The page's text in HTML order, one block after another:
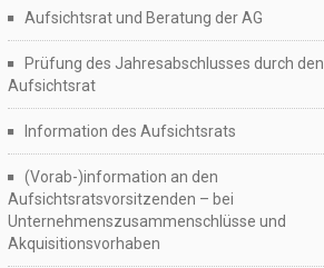
Aufsichtsrat und Beratung der AG
Prüfung des Jahresabschlusses durch den
Aufsichtsrat
Information des Aufsichtsrats
(Vorab-)information an den
Aufsichtsratsvorsitzenden – bei
Unternehmenszusammenschlüsse und
Akquisitionsvorhaben